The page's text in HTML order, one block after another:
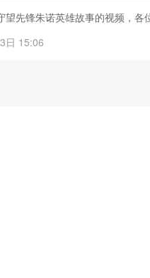
望先锋朱诺英雄故事的视频，
日 15:06